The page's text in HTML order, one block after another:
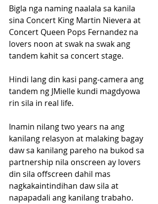
Bigla nga naming naalala sa kanila
sina Concert King Martin Nievera at
Concert Queen Pops Fernandez na
lovers noon at swak na swak ang
tandem kahit sa concert stage.
Hindi lang din kasi pang-camera ang
tandem ng JMielle kundi magdyowa
rin sila in real life.
Inamin nilang two years na ang
kanilang relasyon at malaking bagay
daw sa kanilang pareho na bukod sa
partnership nila onscreen ay lovers
din sila offscreen dahil mas
nagkakaintindihan daw sila at
napapadali ang kanilang trabaho.